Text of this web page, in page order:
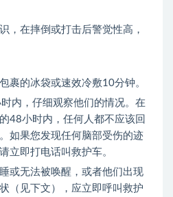
，在摔倒或打击后警觉性高，
裹的冰袋或速效冷敷10分钟。
内，仔细观察他们的情况。在
48小时内，任何人都不应该回
如果您发现任何脑部受伤的迹
立即打电话叫救护车。
或无法被唤醒，或者他们出现
（见下文），应立即呼叫救护